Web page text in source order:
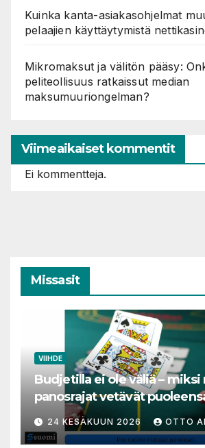
Kuinka kanta-asiakasohjelmat
pelaajien käyttäytymistä
Mikromaksut ja välitön pääsy:
peliteollisuus ratkaissut median
maksumuuriongelman?
Viimeaikaiset kommentit
Ei kommentteja.
Missasit
VIIHDE
Budjetilla ei ole väliä – miksi
panosrajat vetävät
varakkaita harrastajia
24 KESÄKUUN 2026 OTTO